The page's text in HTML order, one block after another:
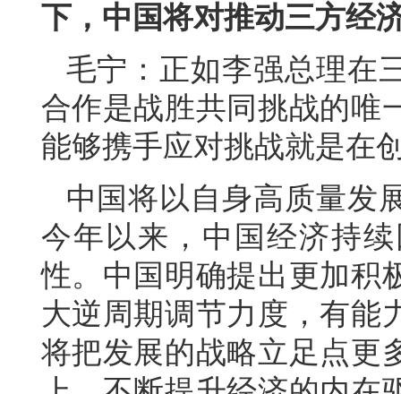
下，中国将对推动三方经
毛宁：正如李强总理在
合作是战胜共同挑战的唯
能够携手应对挑战就是在
中国将以自身高质量发
今年以来，中国经济持
性。中国明确提出更加积
大逆周期调节力度，有能
将把发展的战略立足点更